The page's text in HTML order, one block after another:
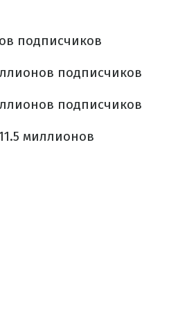
подписчиков
подписчиков
подписчиков
миллионов